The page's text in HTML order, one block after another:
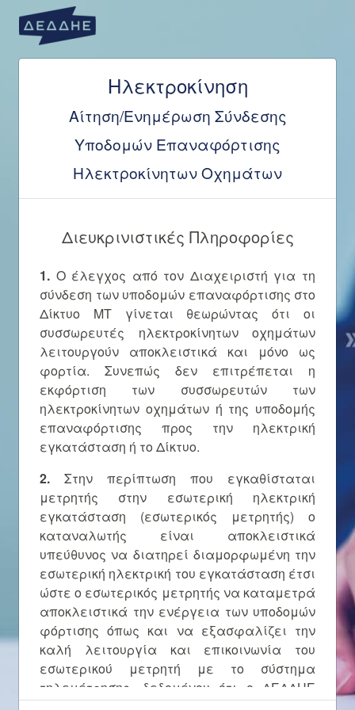
Ηλεκτροκίνηση
Αίτηση/Ενημέρωση Σύνδεσης
Υποδομών Επαναφόρτισης
Ηλεκτροκίνητων Οχημάτων
Διευκρινιστικές Πληροφορίες
1. Ο έλεγχος από τον Διαχειριστή για τη
σύνδεση των υποδομών επαναφόρτισης στο
Δίκτυο ΜΤ γίνεται θεωρώντας ότι οι
συσσωρευτές ηλεκτροκίνητων οχημάτων
λειτουργούν αποκλειστικά και μόνο ως
φορτία. Συνεπώς δεν επιτρέπεται η
εκφόρτιση των συσσωρευτών των
ηλεκτροκίνητων οχημάτων ή της υποδομής
επαναφόρτισης προς την ηλεκτρική
εγκατάσταση ή το Δίκτυο.
2. Στην περίπτωση που εγκαθίσταται
μετρητής στην εσωτερική ηλεκτρική
εγκατάσταση (εσωτερικός μετρητής) ο
καταναλωτής είναι αποκλειστικά
υπεύθυνος να διατηρεί διαμορφωμένη την
εσωτερική ηλεκτρική του εγκατάσταση έτσι
ώστε ο εσωτερικός μετρητής να καταμετρά
αποκλειστικά την ενέργεια των υποδομών
φόρτισης όπως και να εξασφαλίζει την
καλή λειτουργία και επικοινωνία του
εσωτερικού μετρητή με το σύστημα
τηλεμέτρησης, δεδομένου ότι ο ΔΕΔΔΗΕ